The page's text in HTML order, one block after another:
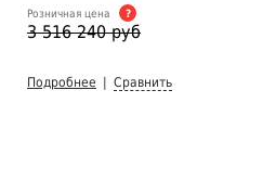
Розничная цена ?
3 516 240 руб
Подробнее Сравнить